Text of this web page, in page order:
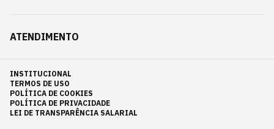
ATENDIMENTO
INSTITUCIONAL
TERMOS DE USO
POLÍTICA DE COOKIES
POLÍTICA DE PRIVACIDADE
LEI DE TRANSPARÊNCIA SALARIAL